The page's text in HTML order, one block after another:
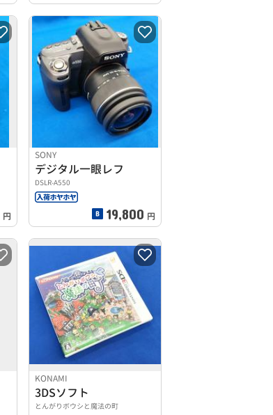
円
SONY
デジタル一眼レフ
DSLR-A550
19,800 円
KONAMI
3DSソフト
とんがりボウシと魔法の町